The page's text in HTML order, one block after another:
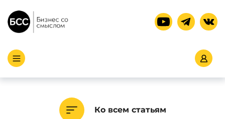
Ко всем статьям